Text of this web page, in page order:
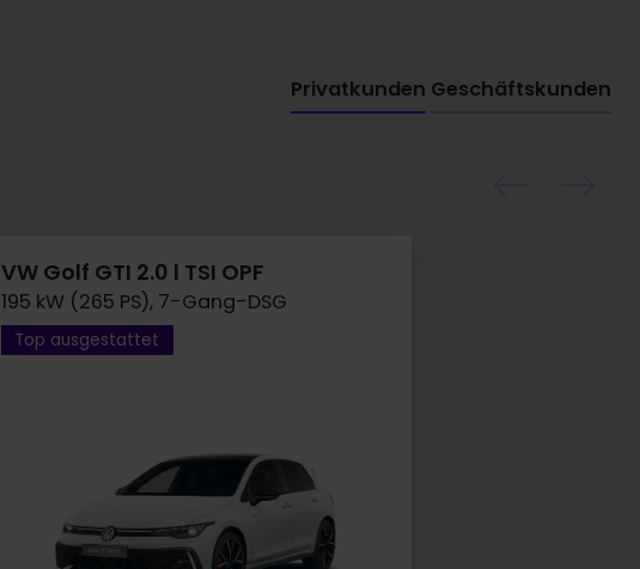
Privatkunden Geschäftskunden
VW Golf GTI 2.0 l TSI OPF
195 kW (265 PS), 7-Gang-DSG
Top ausgestattet